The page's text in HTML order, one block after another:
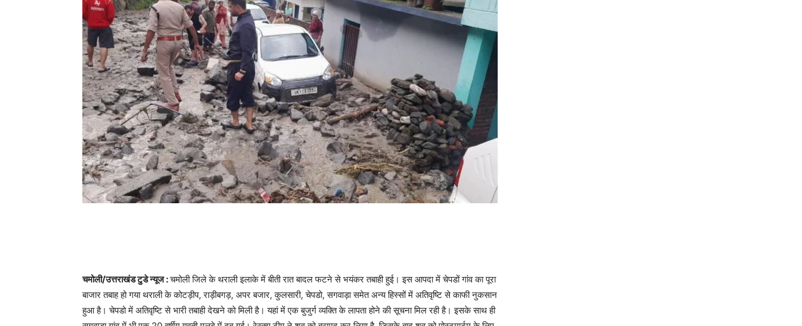
चमोली/उत्तराखंड टुडे न्यूज :चमोली जिले के थराली इलाके में बीती रात बादल फटने से भयंकर तबाही हुई। इस आपदा में चेपडों गांव का पूरा
बाजार तबाह हो गया थराली के कोटड़ीप, राड़ीबगड़, अपर बजार, कुलसारी, चेपडो, सगवाड़ा समेत अन्य हिस्सों में अतिवृष्टि से काफी नुकसान
हुआ है। चेपडो में अतिवृष्टि से भारी तबाही देखने को मिली है। यहां में एक बुजुर्ग व्यक्ति के लापता होने की सूचना मिल रही है। इसके साथ ही